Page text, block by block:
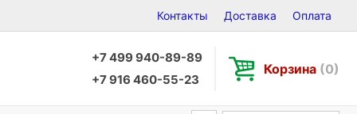
Контакты Доставка Оплата
+7 499 940-89-89
+7 916 460-55-23
Корзина (0)